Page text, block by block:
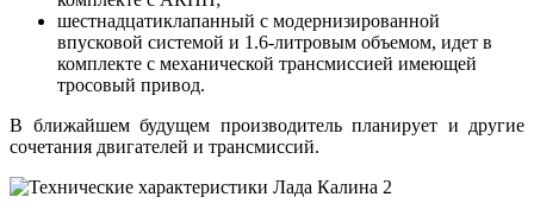
шестнадцатиклапанный с модернизированной
впусковой системой и 1.6-литровым объемом, идет в
комплекте с механической трансмиссией имеющей
тросовый привод.
В ближайшем будущем производитель планирует и другие
сочетания двигателей и трансмиссий.